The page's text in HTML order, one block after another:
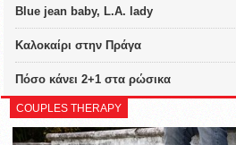
Blue jean baby, L.A. lady
Καλοκαίρι στην Πράγα
Πόσο κάνει 2+1 στα ρώσικα
COUPLES THERAPY